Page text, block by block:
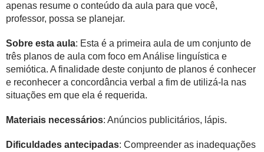
apenas resume o conteúdo da aula para que você,
professor, possa se planejar.
Sobre esta aula: Esta é a primeira aula de um conjunto de
três planos de aula com foco em Análise linguística e
semiótica. A finalidade deste conjunto de planos é conhecer
e reconhecer a concordância verbal a fim de utilizá-la nas
situações em que ela é requerida.
Materiais necessários: Anúncios publicitários, lápis.
Dificuldades antecipadas: Compreender as inadequações